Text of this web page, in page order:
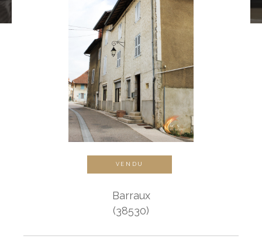
VENDU
Barraux
(38530)